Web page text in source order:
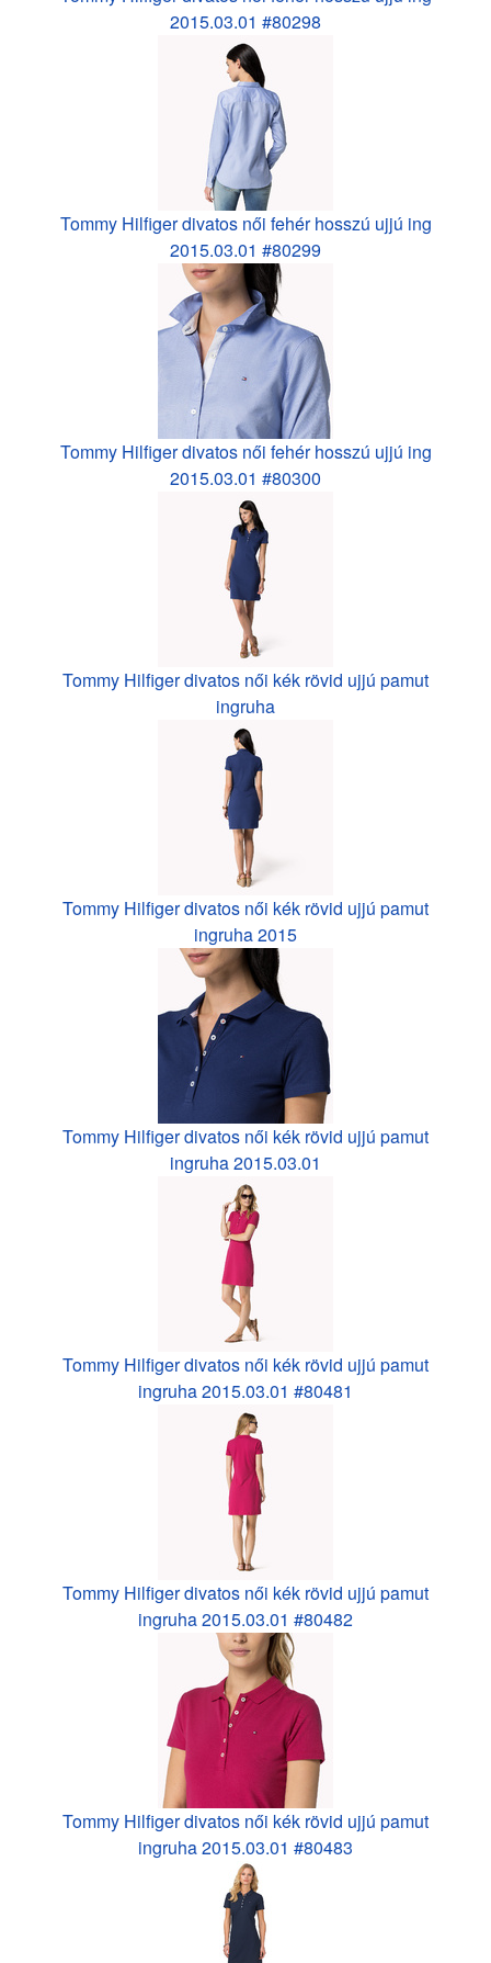
2015.03.01 #80298
Tommy Hilfiger divatos női fehér hosszú ujjú ing
2015.03.01 #80299
Tommy Hilfiger divatos női fehér hosszú ujjú ing
2015.03.01 #80300
Tommy Hilfiger divatos női kék rövid ujjú pamut
ingruha
Tommy Hilfiger divatos női kék rövid ujjú pamut
ingruha 2015
Tommy Hilfiger divatos női kék rövid ujjú pamut
ingruha 2015.03.01
Tommy Hilfiger divatos női kék rövid ujjú pamut
ingruha 2015.03.01 #80481
Tommy Hilfiger divatos női kék rövid ujjú pamut
ingruha 2015.03.01 #80482
Tommy Hilfiger divatos női kék rövid ujjú pamut
ingruha 2015.03.01 #80483